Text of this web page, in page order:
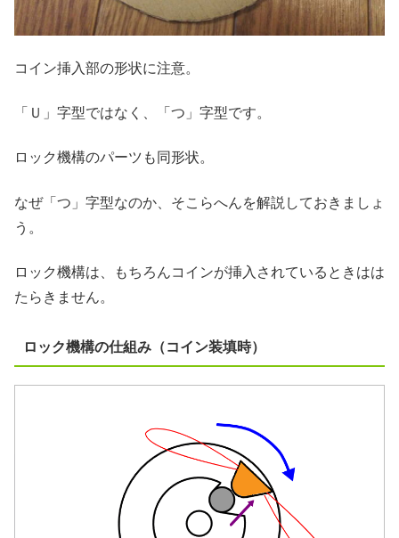
コイン挿入部の形状に注意。
「Ｕ」字型ではなく、「つ」字型です。
ロック機構のパーツも同形状。
なぜ「つ」字型なのか、そこらへんを解説しておきましょ
う。
ロック機構は、もちろんコインが挿入されているときはは
たらきません。
ロック機構の仕組み（コイン装填時）